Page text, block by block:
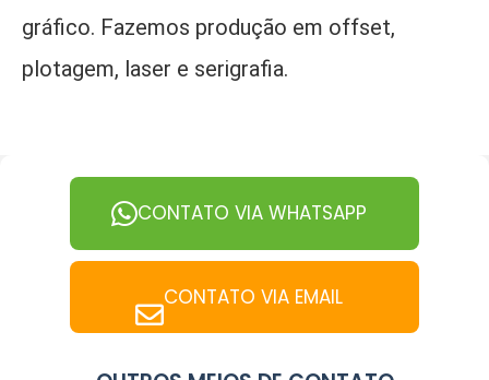
gráfico. Fazemos produção em offset,
plotagem, laser e serigrafia.
CONTATO VIA WHATSAPP
CONTATO VIA EMAIL